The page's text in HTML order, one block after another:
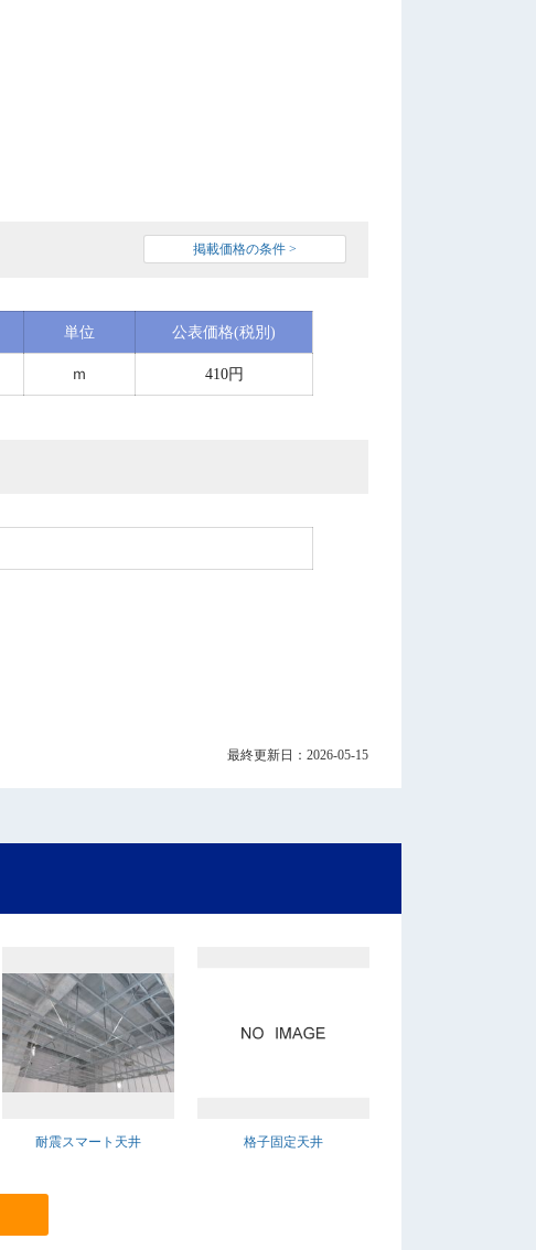
掲載価格の条件 >
単位 公表価格(税別)
ｍ 410円
最終更新日：2026-05-15
耐震スマート天井 格子固定天井